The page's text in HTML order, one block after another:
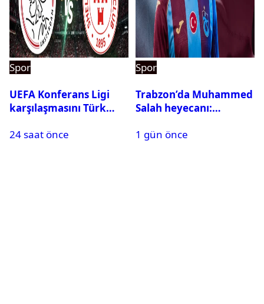
Spor
UEFA Konferans Ligi
karşılaşmasını Türk
24 saat önce
Spor
Trabzon’da Muhammed
Salah heyecanı:
tükeniyor
1 gün önce